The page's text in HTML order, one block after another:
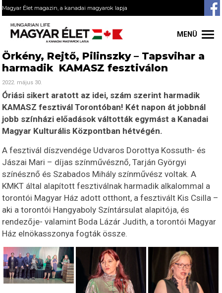
Magyar Élet magazin, a kanadai magyarok lapja
MENÜ
Örkény, Rejtő, Pilinszky – Tapsvihar a
harmadik KAMASZ fesztiválon
2022. május 30.
Óriási sikert aratott az idei, szám szerint harmadik
KAMASZ fesztivál Torontóban! Két napon át jobbnál
jobb színházi előadások váltották egymást a Kanadai
Magyar Kulturális Központban hétvégén.
A fesztivál díszvendége Udvaros Dorottya Kossuth- és
Jászai Mari – díjas színművésznő, Tarján Györgyi
színésznő és Szabados Mihály színművész voltak. A
KMKT által alapított fesztiválnak harmadik alkalommal a
torontói Magyar Ház adott otthont, a fesztivált Kis Csilla –
aki a torontói Hangyaboly Színtársulat alapitója, és
rendezője- valamint Boda Lázár Judith, a torontói Magyar
Ház elnökasszonya fogták össze.